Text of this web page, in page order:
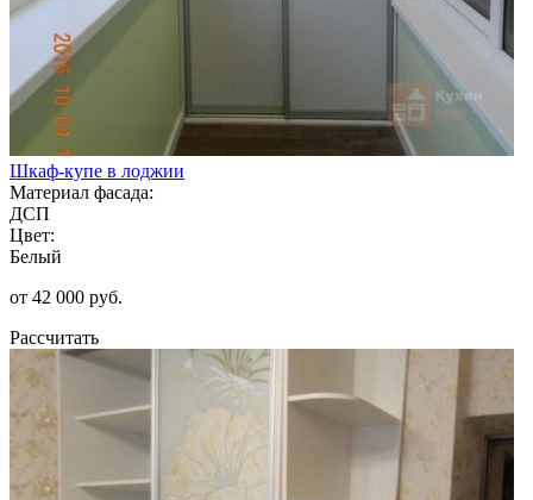
Шкаф-купе в лоджии
Материал фасада:
ДСП
Цвет:
Белый
от 42 000 руб.
Рассчитать